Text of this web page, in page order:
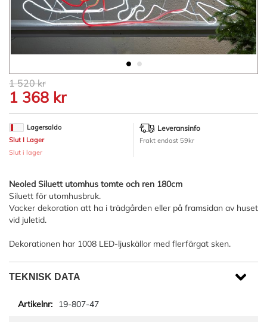
Hoppa
till
början
av
bildgalleriet
1 520 kr
1 368 kr
Lagersaldo
Slut I Lager
Slut i lager
Leveransinfo
Frakt endast 59kr
Neoled Siluett utomhus tomte och ren 180cm
Siluett för utomhusbruk.
Vacker dekoration att ha i trädgården eller på framsidan av huset
vid juletid.
Dekorationen har 1008 LED-ljuskällor med flerfärgat sken.
TEKNISK DATA
19-807-47